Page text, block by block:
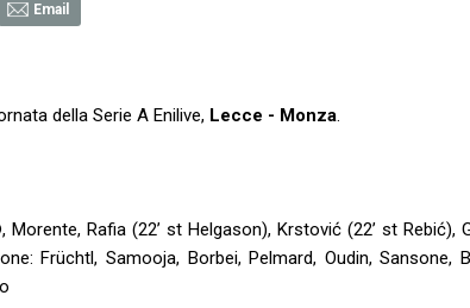
Email
della Serie A Enilive, Lecce - Monza.
Rafia (22’ st Helgason), Krstović (22’ st Rebić),
Früchtl, Samooja, Borbei, Pelmard, Oudin, Sansone,